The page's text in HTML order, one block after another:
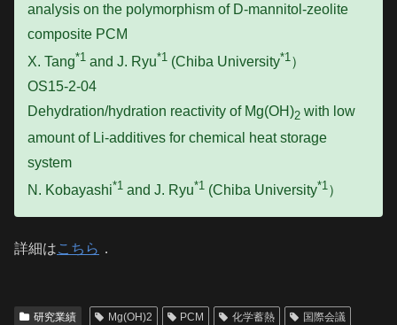
analysis on the polymorphism of D-mannitol-zeolite
composite PCM
X. Tang*1 and J. Ryu*1 (Chiba University*1 ）
OS15-2-04
Dehydration/hydration reactivity of Mg(OH)2 with low
amount of Li-additives for chemical heat storage
system
N. Kobayashi*1 and J. Ryu*1 (Chiba University*1）
詳細はこちら ．
研究業績 Mg(OH)2 PCM 化学蓄熱 国際会議